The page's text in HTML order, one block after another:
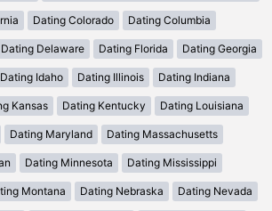
Dating Colorado Dating Columbia
Dating Delaware Dating Florida Dating Georgia
Dating Idaho Dating Illinois Dating Indiana
Kansas Dating Kentucky Dating Louisiana
Dating Maryland Dating Massachusetts
Dating Minnesota Dating Mississippi
Montana Dating Nebraska Dating Nevada